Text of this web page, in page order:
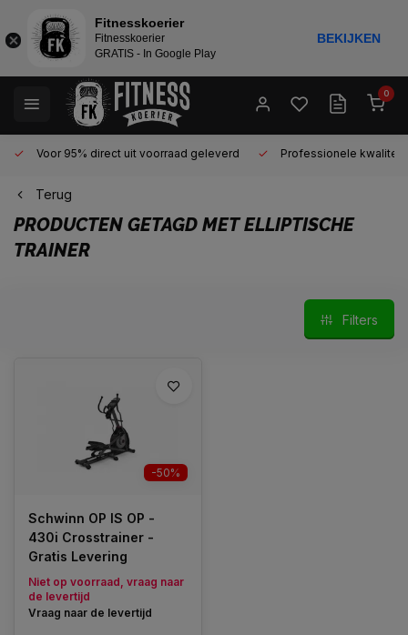
0
Voor 95% direct uit voorraad geleverd Professionele kwaliteit
Terug
PRODUCTEN GETAGD MET ELLIPTISCHE
TRAINER
Filters
-50%
Schwinn OP IS OP -
430i Crosstrainer -
Gratis Levering
Niet op voorraad, vraag naar
de levertijd
Vraag naar de levertijd
Fitnesskoerier
Fitnesskoerier
GRATIS - In Google Play
BEKIJKEN